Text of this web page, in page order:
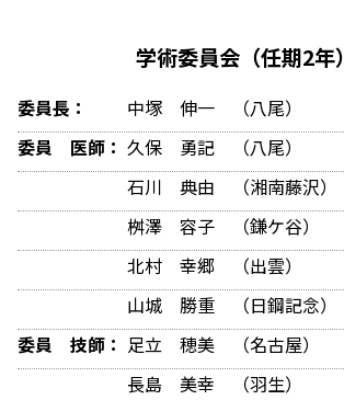
学術委員会（任期2年）
委員長：
中塚 伸一 （八尾）
委員 医師： 久保 勇記 （八尾）
石川 典由 （湘南藤沢）
桝澤 容子 （鎌ケ谷）
北村 幸郷 （出雲）
山城 勝重 （日鋼記念）
委員 技師： 足立 穂美 （名古屋）
長島 美幸 （羽生）